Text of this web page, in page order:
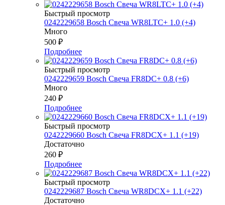
Быстрый просмотр
0242229658 Bosch Свеча WR8LTC+ 1.0 (+4)
Много
500 ₽
Подробнее
Быстрый просмотр
0242229659 Bosch Свеча FR8DC+ 0.8 (+6)
Много
240 ₽
Подробнее
Быстрый просмотр
0242229660 Bosch Свеча FR8DCX+ 1.1 (+19)
Достаточно
260 ₽
Подробнее
Быстрый просмотр
0242229687 Bosch Свеча WR8DCX+ 1.1 (+22)
Достаточно